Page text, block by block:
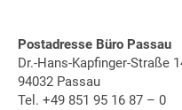
Postadresse Büro Passau
Dr.-Hans-Kapfinger-Straße
94032 Passau
Tel. +49 851 95 16 87 – 0